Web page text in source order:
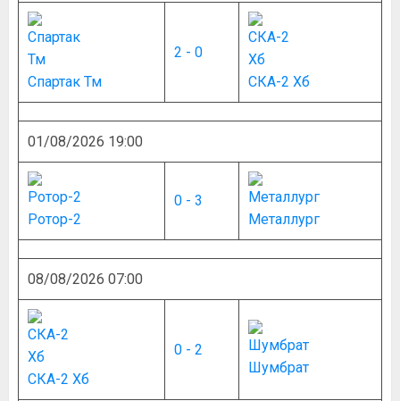
Спартак Тм
2 - 0
СКА-2 Хб
01/08/2026 19:00
Ротор-2
0 - 3
Металлург
08/08/2026 07:00
СКА-2 Хб
0 - 2
Шумбрат